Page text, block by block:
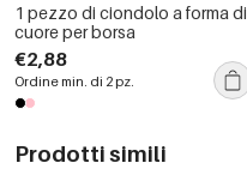
1 pezzo di ciondolo a forma di
cuore per borsa
€2,88
Ordine min. di 2 pz.
Prodotti simili